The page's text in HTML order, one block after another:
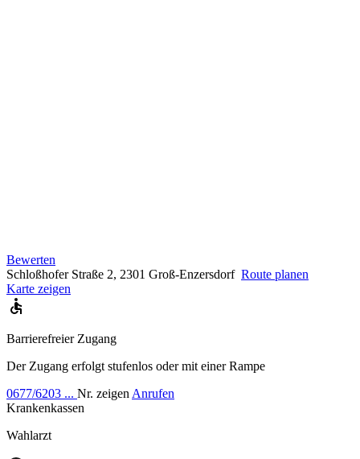
Bewerten
Schloßhofer Straße 2, 2301 Groß-Enzersdorf Route planen
Karte zeigen
Barrierefreier Zugang
Der Zugang erfolgt stufenlos oder mit einer Rampe
0677/6203 ... Nr. zeigen Anrufen
Krankenkassen
Wahlarzt